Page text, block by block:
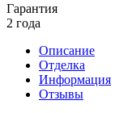
Гарантия
2 года
Описание
Отделка
Информация
Отзывы